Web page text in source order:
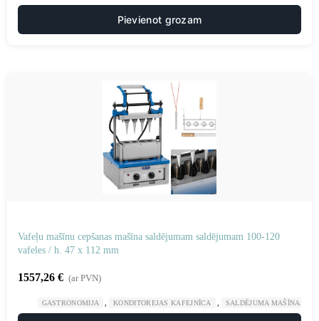
Pievienot grozam
Vafeļu mašīnu cepšanas mašīna saldējumam saldējumam 100-120
vafeles / h. 47 x 112 mm
1557,26 € (ar PVN)
GASTRONOMIJA KONDITOREJAS KAFEJNĪCA SALDĒJUMA MAŠĪNAS